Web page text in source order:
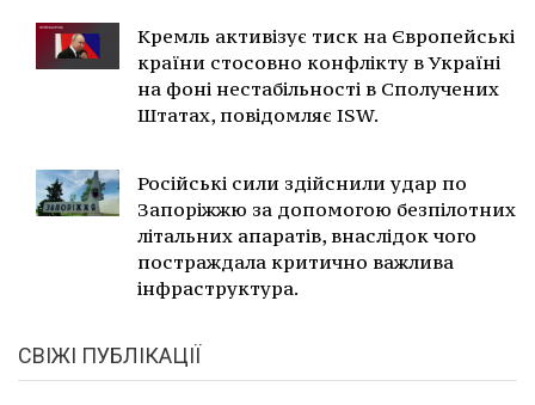
Кремль активізує тиск на Європейські
країни стосовно конфлікту в Україні
на фоні нестабільності в Сполучених
Штатах, повідомляє ISW.
Російські сили здійснили удар по
Запоріжжю за допомогою безпілотних
літальних апаратів, внаслідок чого
постраждала критично важлива
інфраструктура.
СВІЖІ ПУБЛІКАЦІЇ